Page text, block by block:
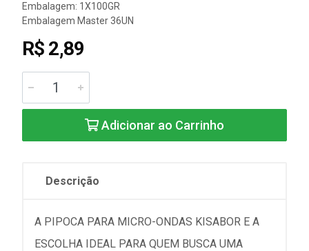
Embalagem: 1X100GR
Embalagem Master 36UN
R$ 2,89
Adicionar ao Carrinho
Descrição
A PIPOCA PARA MICRO-ONDAS KISABOR E A
ESCOLHA IDEAL PARA QUEM BUSCA UMA